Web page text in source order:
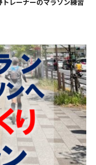
レーナーのマラソン練習